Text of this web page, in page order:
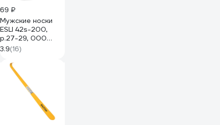
69 ₽
Мужские носки
ESLI 42s-200,
р.27-29, 000
чёрный
1001331520041279000
3.9(16)